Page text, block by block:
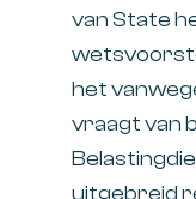
van State
het
vraagt van
uitgebreid